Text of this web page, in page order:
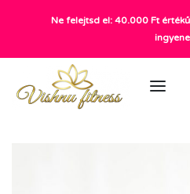
+36 20
Ne felejtsd el: 40.000 Ft